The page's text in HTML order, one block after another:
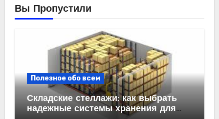
Вы Пропустили
Полезное обо всем
Складские стеллажи: как выбрать
надежные системы хранения для